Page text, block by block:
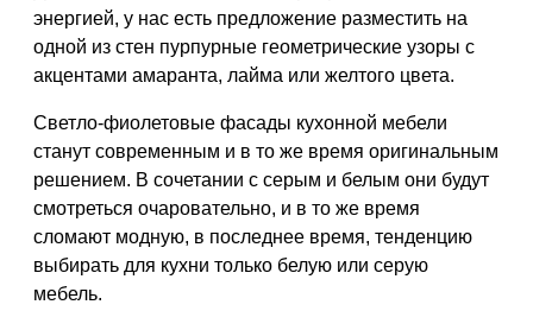
энергией, у нас есть предложение разместить на
одной из стен пурпурные геометрические узоры с
акцентами амаранта, лайма или желтого цвета.
Светло-фиолетовые фасады кухонной мебели
станут современным и в то же время оригинальным
решением. В сочетании с серым и белым они будут
смотреться очаровательно, и в то же время
сломают модную, в последнее время, тенденцию
выбирать для кухни только белую или серую
мебель.